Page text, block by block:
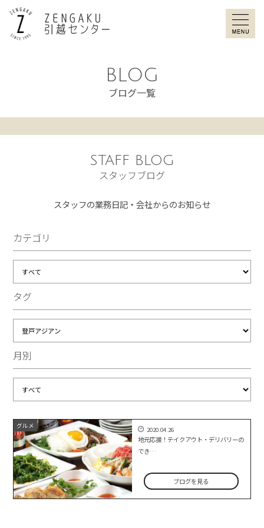
ZENGAKU引
BLOG
ブログ一覧
STAFF BLOG
スタッフブログ
スタッフの業務日記・会社からのお知らせ
カテゴリ
タグ
月別
グルメ 2020.04.26
地元応援！テイクアウト・デリバリーの
でき…
ブログを見る